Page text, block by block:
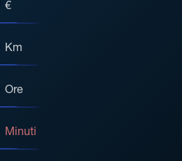
€
Km
Ore
Minuti